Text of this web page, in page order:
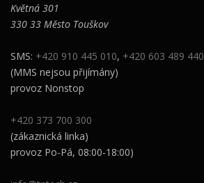
Květná 301
330 33 Město Touškov
SMS: +420 910 445 010, +420 603 489 440
(MMS nejsou přijímány)
provoz Nonstop
+420 373 700 300
(zákaznická linka)
provoz Po-Pá, 08:00-18:00)